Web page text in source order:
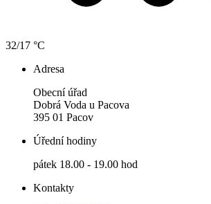
32/17 °C
Adresa
Obecní úřad
Dobrá Voda u Pacova
395 01 Pacov
Úřední hodiny
pátek 18.00 - 19.00 hod
Kontakty